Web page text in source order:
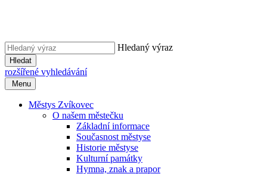
Hledaný výraz
Hledat
rozšířené vyhledávání
Menu
Městys Zvíkovec
O našem městečku
Základní informace
Současnost městyse
Historie městyse
Kulturní památky
Hymna, znak a prapor